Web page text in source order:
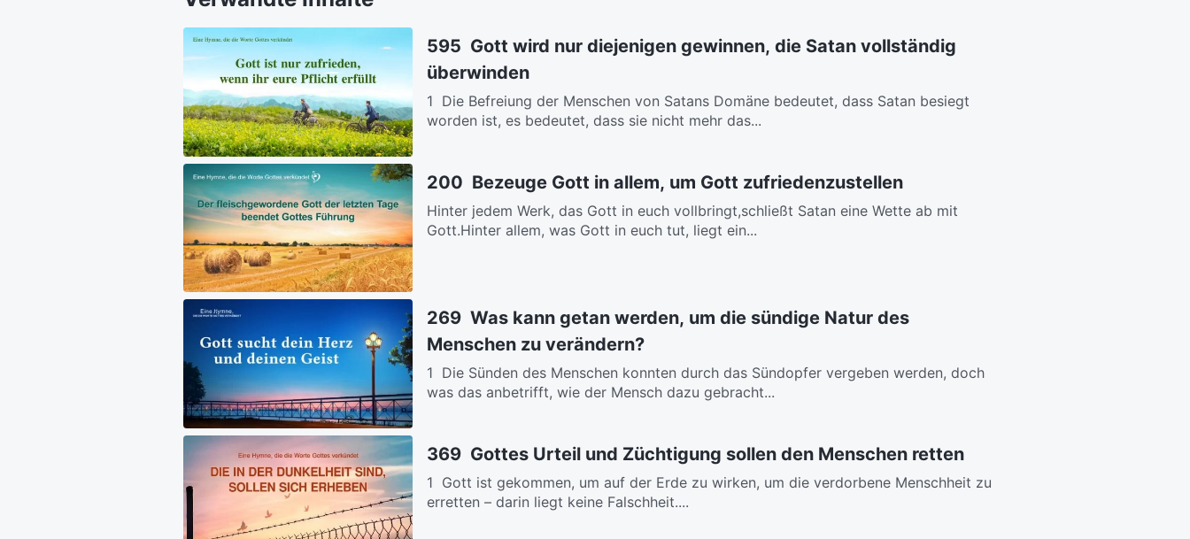
595 Gott wird nur diejenigen gewinnen, die Satan vollständig
überwinden
1 Die Befreiung der Menschen von Satans Domäne bedeutet, dass Satan besiegt
worden ist, es bedeutet, dass sie nicht mehr das...
200 Bezeuge Gott in allem, um Gott zufriedenzustellen
Hinter jedem Werk, das Gott in euch vollbringt,schließt Satan eine Wette ab mit
Gott.Hinter allem, was Gott in euch tut, liegt ein...
269 Was kann getan werden, um die sündige Natur des
Menschen zu verändern?
1 Die Sünden des Menschen konnten durch das Sündopfer vergeben werden, doch
was das anbetrifft, wie der Mensch dazu gebracht...
369 Gottes Urteil und Züchtigung sollen den Menschen retten
1 Gott ist gekommen, um auf der Erde zu wirken, um die verdorbene Menschheit zu
erretten – darin liegt keine Falschheit....